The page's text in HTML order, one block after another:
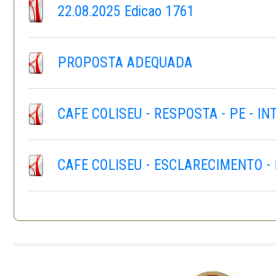
22.08.2025 Edicao 1761
PROPOSTA ADEQUADA
CAFE COLISEU - RESPOSTA - PE -
CAFE COLISEU - ESCLARECIMENTO